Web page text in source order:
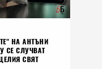
НА АНТЪНИ
СЕ СЛУЧВАТ
СВЯТ